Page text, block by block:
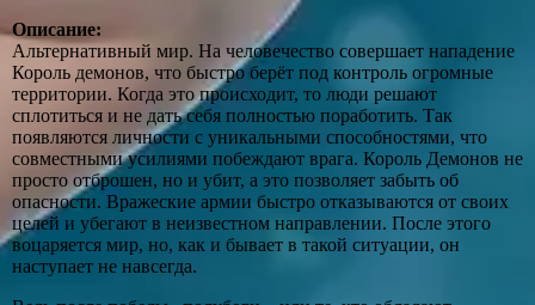
Описание:
Альтернативный мир. На человечество совершает нападение
Король демонов, что быстро берёт под контроль огромные
территории. Когда это происходит, то люди решают
сплотиться и не дать себя полностью поработить. Так
появляются личности с уникальными способностями, что
совместными усилиями побеждают врага. Король Демонов не
просто отброшен, но и убит, а это позволяет забыть об
опасности. Вражеские армии быстро отказываются от своих
целей и убегают в неизвестном направлении. После этого
воцаряется мир, но, как и бывает в такой ситуации, он
наступает не навсегда.